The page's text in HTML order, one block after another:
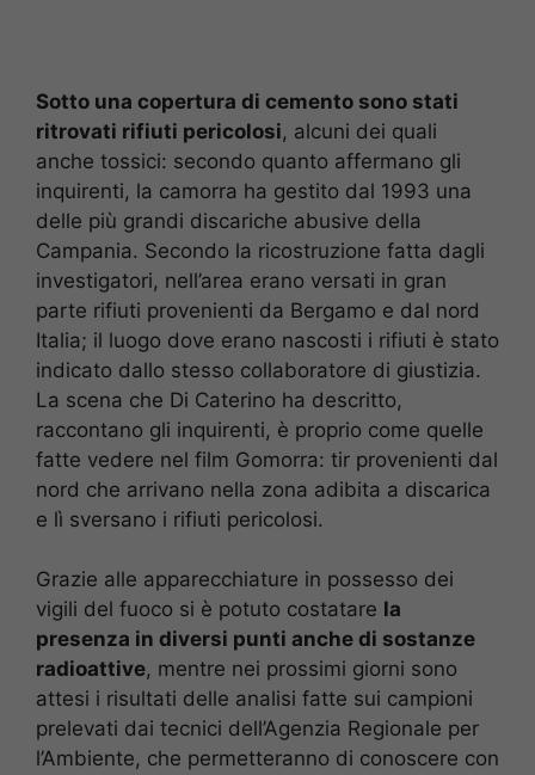
Sotto una copertura di cemento sono stati
ritrovati rifiuti pericolosi, alcuni dei quali
anche tossici: secondo quanto affermano gli
inquirenti, la camorra ha gestito dal 1993 una
delle più grandi discariche abusive della
Campania. Secondo la ricostruzione fatta dagli
investigatori, nell’area erano versati in gran
parte rifiuti provenienti da Bergamo e dal nord
Italia; il luogo dove erano nascosti i rifiuti è stato
indicato dallo stesso collaboratore di giustizia.
La scena che Di Caterino ha descritto,
raccontano gli inquirenti, è proprio come quelle
fatte vedere nel film Gomorra: tir provenienti dal
nord che arrivano nella zona adibita a discarica
e lì sversano i rifiuti pericolosi.
Grazie alle apparecchiature in possesso dei
vigili del fuoco si è potuto costatare la
presenza in diversi punti anche di sostanze
radioattive, mentre nei prossimi giorni sono
attesi i risultati delle analisi fatte sui campioni
prelevati dai tecnici dell’Agenzia Regionale per
l’Ambiente, che permetteranno di conoscere con